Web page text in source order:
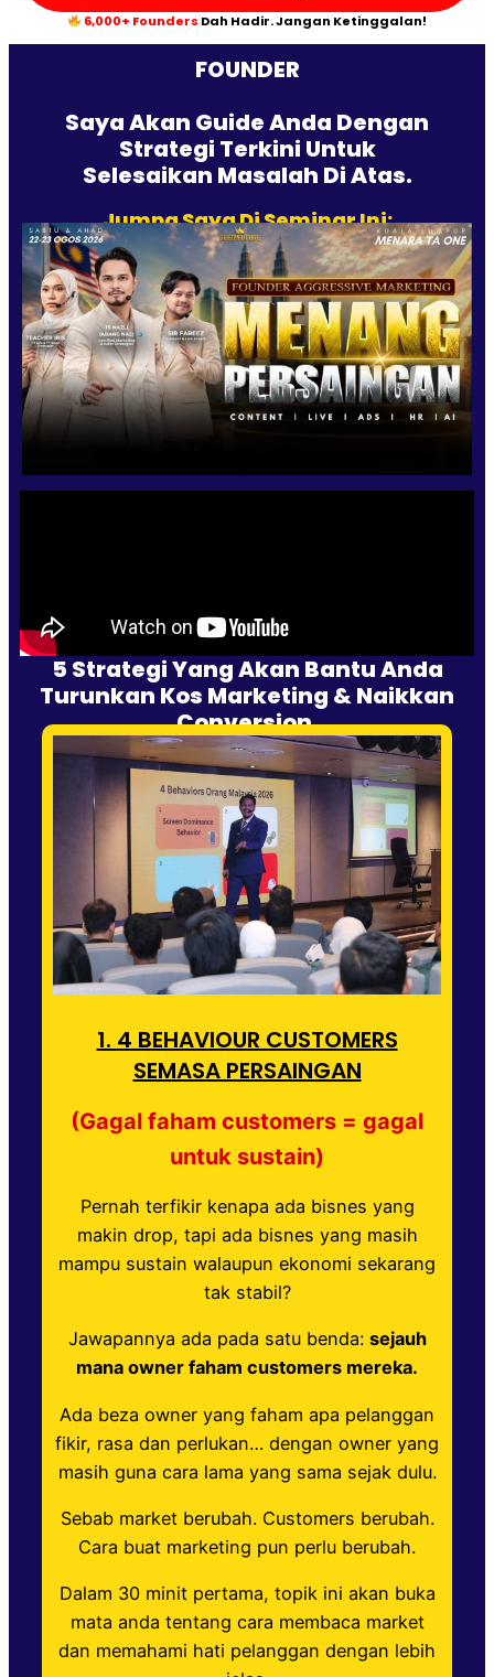
6,000+ Founders Dah Hadir. Jangan Ketinggalan!
FOUNDER
Saya Akan Guide Anda Dengan
Strategi Terkini Untuk
Selesaikan Masalah Di Atas.
Jumpa Saya Di Seminar Ini:
5 Strategi Yang Akan Bantu Anda
Turunkan Kos Marketing & Naikkan
Conversion.
1. 4 BEHAVIOUR CUSTOMERS
SEMASA PERSAINGAN
(Gagal faham customers = gagal
untuk sustain)
Pernah terfikir kenapa ada bisnes yang
makin drop, tapi ada bisnes yang masih
mampu sustain walaupun ekonomi sekarang
tak stabil?
Jawapannya ada pada satu benda: sejauh
mana owner faham customers mereka.
Ada beza owner yang faham apa pelanggan
fikir, rasa dan perlukan… dengan owner yang
masih guna cara lama yang sama sejak dulu.
Sebab market berubah. Customers berubah.
Cara buat marketing pun perlu berubah.
Dalam 30 minit pertama, topik ini akan buka
mata anda tentang cara membaca market
dan memahami hati pelanggan dengan lebih